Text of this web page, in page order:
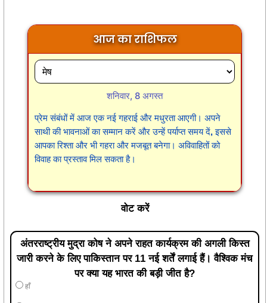
आज का राशिफल
शनिवार, 8 अगस्त
प्रेम संबंधों में आज एक नई गहराई और मधुरता आएगी। अपने
साथी की भावनाओं का सम्मान करें और उन्हें पर्याप्त समय दें, इससे
आपका रिश्ता और भी गहरा और मजबूत बनेगा। अविवाहितों को
विवाह का प्रस्ताव मिल सकता है।
वोट करें
अंतरराष्ट्रीय मुद्रा कोष ने अपने राहत कार्यक्रम की अगली किस्त
जारी करने के लिए पाकिस्तान पर 11 नई शर्तें लगाई हैं। वैश्विक मंच
पर क्या यह भारत की बड़ी जीत है?
हाँ